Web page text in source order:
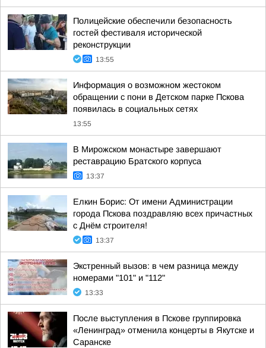
Полицейские обеспечили безопасность
гостей фестиваля исторической
реконструкции
13:55
Информация о возможном жестоком
обращении с пони в Детском парке Пскова
появилась в социальных сетях
13:55
В Мирожском монастыре завершают
реставрацию Братского корпуса
13:37
Елкин Борис: От имени Администрации
города Пскова поздравляю всех причастных
с Днём строителя!
13:37
Экстренный вызов: в чем разница между
номерами "101" и "112"
13:33
После выступления в Пскове группировка
«Ленинград» отменила концерты в Якутске и
Саранске